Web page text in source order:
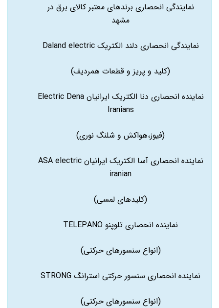
نمایندگی انحصاری برندهای معتبر کالای برق در
مشهد
نمایندگی انحصاری دلند الکتریک Daland electric
(کلید و پریز و قطعات همردیف)
نماینده انحصاری دنا الکتریک ایرانیان Electric Dena
Iranians
(فیوز،هواکش و شلنگ نوری)
نماینده انحصاری آسا الکتریک ایرانیان ASA electric
iranian
(کلیدهای لمسی)
نماینده انحصاری تلوپنو TELEPANO
(انواع سنسورهای حرکتی)
نماینده انحصاری سنسور حرکتی استرانگ STRONG
(انواع سنسورهای حرکتی)